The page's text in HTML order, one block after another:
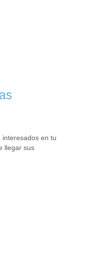
en tu
llegar sus